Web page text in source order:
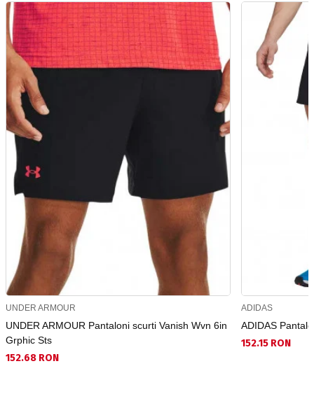
UNDER ARMOUR
UNDER ARMOUR Pantaloni scurti Vanish Wvn 6in
Grphic Sts
152.68 RON
ADIDAS
ADIDAS
152.15 RON